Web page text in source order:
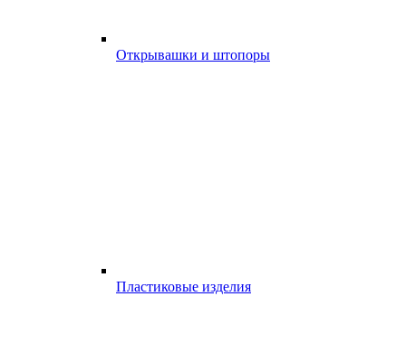
Открывашки и штопоры
Пластиковые изделия